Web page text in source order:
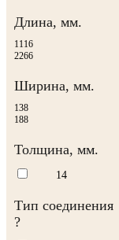
Длина, мм.
1116
2266
Ширина, мм.
138
188
Толщина, мм.
14
Тип соединения
?